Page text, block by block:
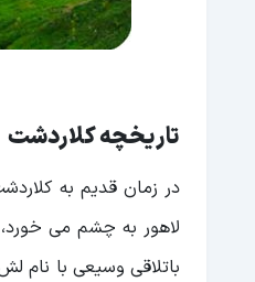
دریاچه هفت
سوغاتی عجیب
امکانات کلاردشت
راه دسترسی به
تاریخچه کلاردشت
در زمان قدیم به
لاهور به چشم می
باتلاقی وسیعی با نام